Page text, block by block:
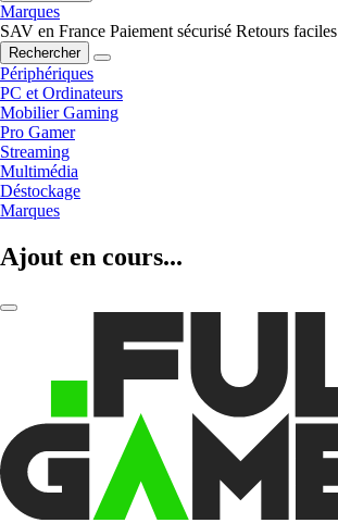
Marques
SAV en France Paiement sécurisé Retours faciles
Rechercher
Périphériques
PC et Ordinateurs
Mobilier Gaming
Pro Gamer
Streaming
Multimédia
Déstockage
Marques
Ajout en cours...